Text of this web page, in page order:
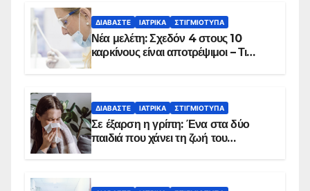
ΔΙΑΒΆΣΤΕ ΙΑΤΡΙΚΆ ΣΤΙΓΜΙΌΤΥΠΑ
Νέα μελέτη: Σχεδόν 4 στους 10
καρκίνους είναι αποτρέψιμοι – Τι
ΔΙΑΒΆΣΤΕ ΙΑΤΡΙΚΆ ΣΤΙΓΜΙΌΤΥΠΑ
Σε έξαρση η γρίπη: Ένα στα δύο
παιδιά που χάνει τη ζωή του